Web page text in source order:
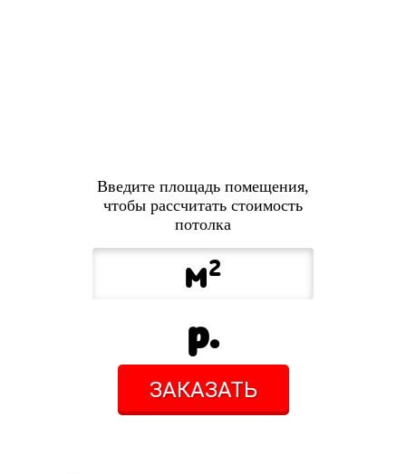
Введите площадь помещения,
чтобы рассчитать стоимость
потолка
м2
р.
ЗАКАЗАТЬ